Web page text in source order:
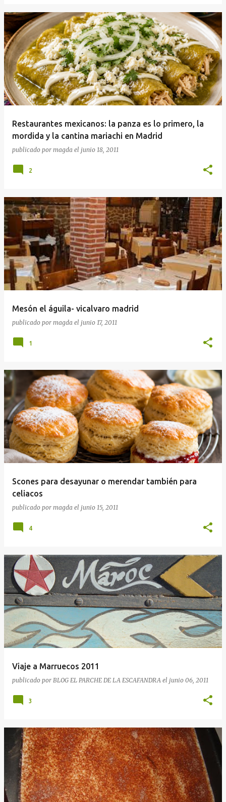
Restaurantes mexicanos: la panza es lo primero, la
mordida y la cantina mariachi en Madrid
publicado por magda el junio 18, 2011
2
Mesón el águila- vicalvaro madrid
publicado por magda el junio 17, 2011
1
Scones para desayunar o merendar también para
celiacos
publicado por magda el junio 15, 2011
4
Viaje a Marruecos 2011
publicado por BLOG EL PARCHE DE LA ESCAFANDRA el junio 06, 2011
3